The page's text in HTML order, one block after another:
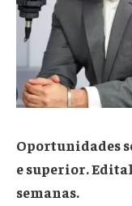
Oportunidades
e superior.
semanas.